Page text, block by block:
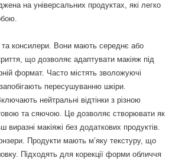
на універсальних продуктах, які легко
та консилери. Вони мають середнє або
що дозволяє адаптувати макіяж під
формат. Часто містять зволожуючі
пересушуванню шкіри.
нейтральні відтінки з різною
та сяючою. Це дозволяє створювати як
виразні макіяжі без додаткових продуктів.
Продукти мають м’яку текстуру, що
Підходять для корекції форми обличчя